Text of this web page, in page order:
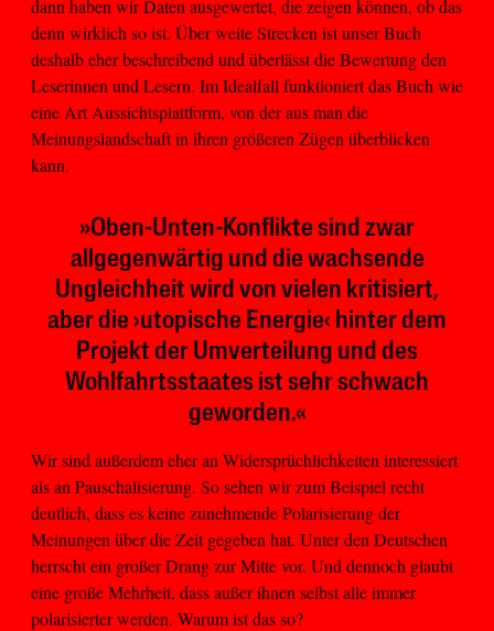
dann haben wir Daten ausgewertet, die zeigen können, ob das
denn wirklich so ist. Über weite Strecken ist unser Buch
deshalb eher beschreibend und überlässt die Bewertung den
Leserinnen und Lesern. Im Idealfall funktioniert das Buch wie
eine Art Aussichtsplattform, von der aus man die
Meinungslandschaft in ihren größeren Zügen überblicken
kann.
»Oben-Unten-Konflikte sind zwar
allgegenwärtig und die wachsende
Ungleichheit wird von vielen kritisiert,
aber die ›utopische Energie‹ hinter dem
Projekt der Umverteilung und des
Wohlfahrtsstaates ist sehr schwach
geworden.«
Wir sind außerdem eher an Widersprüchlichkeiten interessiert
als an Pauschalisierung. So sehen wir zum Beispiel recht
deutlich, dass es keine zunehmende Polarisierung der
Meinungen über die Zeit gegeben hat. Unter den Deutschen
herrscht ein großer Drang zur Mitte vor. Und dennoch glaubt
eine große Mehrheit, dass außer ihnen selbst alle immer
polarisierter werden. Warum ist das so?